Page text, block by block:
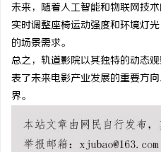
未来，随着人工智能和物联网技
实时调整座椅运动强度和环境灯
的场景需求。
总之，轨道影院以其独特的动态
表了未来电影产业发展的重要方
界。